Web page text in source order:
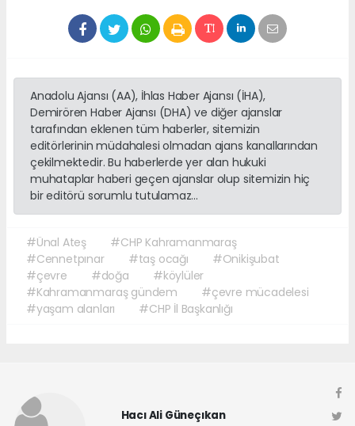
Anadolu Ajansı (AA), İhlas Haber Ajansı (İHA),
Demirören Haber Ajansı (DHA) ve diğer ajanslar
tarafından eklenen tüm haberler, sitemizin
editörlerinin müdahalesi olmadan ajans kanallarından
çekilmektedir. Bu haberlerde yer alan hukuki
muhataplar haberi geçen ajanslar olup sitemizin hiç
bir editörü sorumlu tutulamaz...
#Ünal Ateş
#CHP Kahramanmaraş
#Cennetpınar
#taş ocağı
#Onikişubat
#çevre
#doğa
#köylüler
#Kahramanmaraş gündem
#çevre mücadelesi
#yaşam alanları
#CHP İl Başkanlığı
Hacı Ali Güneçıkan